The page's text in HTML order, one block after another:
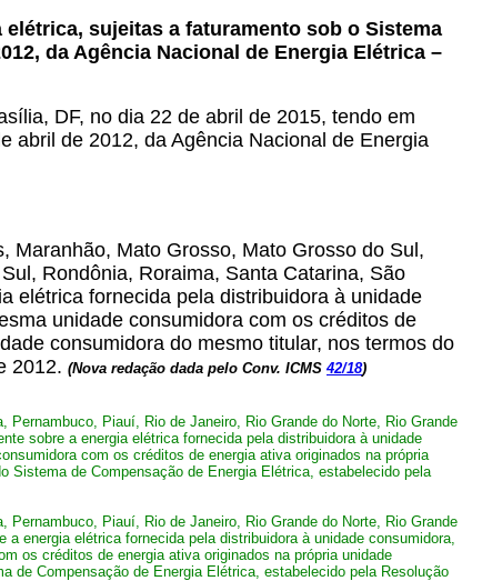
sujeitas a faturamento sob o Sistema
da Agência Nacional de Energia Elétrica –
DF, no dia 22 de abril de 2015, tendo em
abril de 2012, da Agência Nacional de Energia
Maranhão, Mato Grosso, Mato Grosso do Sul,
Rondônia, Roraima, Santa Catarina, São
elétrica fornecida pela distribuidora à unidade
unidade consumidora com os créditos de
consumidora do mesmo titular, nos termos do
2012. (Nova redação dada pelo Conv. ICMS 42/18)
Piauí, Rio de Janeiro, Rio Grande do Norte, Rio Grande
sobre a energia elétrica fornecida pela distribuidora à unidade
com os créditos de energia ativa originados na própria
Sistema de Compensação de Energia Elétrica, estabelecido pela
Piauí, Rio de Janeiro, Rio Grande do Norte, Rio Grande
energia elétrica fornecida pela distribuidora à unidade consumidora,
os créditos de energia ativa originados na própria unidade
de Compensação de Energia Elétrica, estabelecido pela Resolução